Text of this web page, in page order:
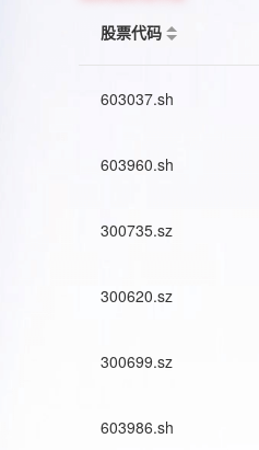
股票代码
603037.sh
603960.sh
300735.sz
300620.sz
300699.sz
603986.sh